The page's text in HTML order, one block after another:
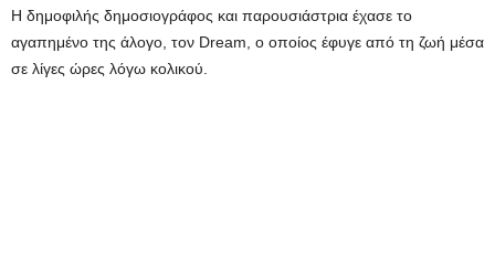
Η δημοφιλής δημοσιογράφος και παρουσιάστρια έχασε το
αγαπημένο της άλογο, τον Dream, ο οποίος έφυγε από τη ζωή μέσα
σε λίγες ώρες λόγω κολικού.